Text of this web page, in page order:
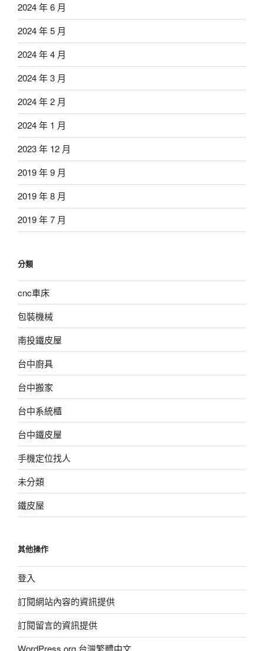
2024 年 6 月
2024 年 5 月
2024 年 4 月
2024 年 3 月
2024 年 2 月
2024 年 1 月
2023 年 12 月
2019 年 9 月
2019 年 8 月
2019 年 7 月
分類
cnc車床
包裝機械
南投鐵皮屋
台中廚具
台中搬家
台中系統櫃
台中鐵皮屋
手機定位找人
未分類
鐵皮屋
其他操作
登入
訂閱網站內容的資訊提供
訂閱留言的資訊提供
WordPress.org 台灣繁體中文